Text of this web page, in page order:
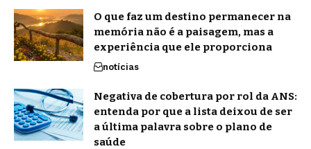
O que faz um destino permanecer na
memória não é a paisagem, mas a
experiência que ele proporciona
notícias
Negativa de cobertura por rol da ANS:
entenda por que a lista deixou de ser
a última palavra sobre o plano de
saúde